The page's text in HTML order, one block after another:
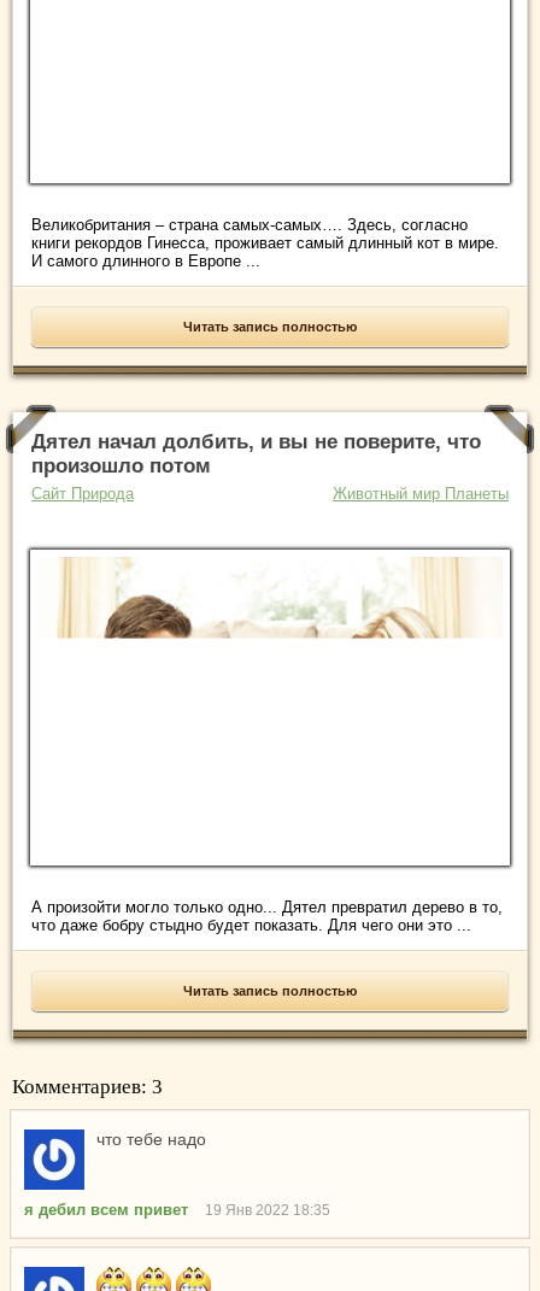
Великобритания – страна самых-самых…. Здесь, согласно
книги рекордов Гинесса, проживает самый длинный кот в мире.
И самого длинного в Европе ...
Читать запись полностью
Дятел начал долбить, и вы не поверите, что
произошло потом
Сайт Природа Животный мир Планеты
А произойти могло только одно... Дятел превратил дерево в то,
что даже бобру стыдно будет показать. Для чего они это ...
Читать запись полностью
Комментариев: 3
что тебе надо
я дебил всем привет 19 Янв 2022 18:35